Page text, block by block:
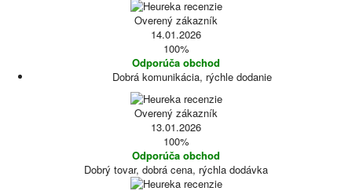
Overený zákazník
14.01.2026
100%
Odporúča obchod
Dobrá komunikácia, rýchle dodanie
Overený zákazník
13.01.2026
100%
Odporúča obchod
Dobrý tovar, dobrá cena, rýchla dodávka